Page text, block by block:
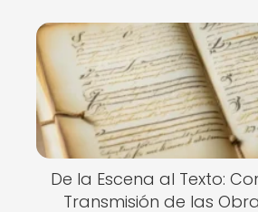
De la Escena al Texto:
Transmisión de las